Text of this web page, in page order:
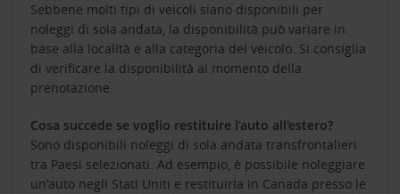
Sebbene molti tipi di veicoli siano disponibili per
noleggi di sola andata, la disponibilità può variare in
base alla località e alla categoria del veicolo. Si consiglia
di verificare la disponibilità al momento della
prenotazione.
Cosa succede se voglio restituire l’auto all'estero?
Sono disponibili noleggi di sola andata transfrontalieri
tra Paesi selezionati. Ad esempio, è possibile noleggiare
un’auto negli Stati Uniti e restituirla in Canada presso le